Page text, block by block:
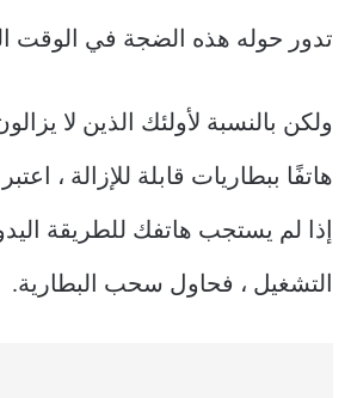
تدور حوله هذه الضجة في الوقت
ولكن بالنسبة لأولئك الذين لا
هاتفًا ببطاريات قابلة للإزالة ،
إذا لم يستجب هاتفك للطريقة
التشغيل ، فحاول سحب البطارية.